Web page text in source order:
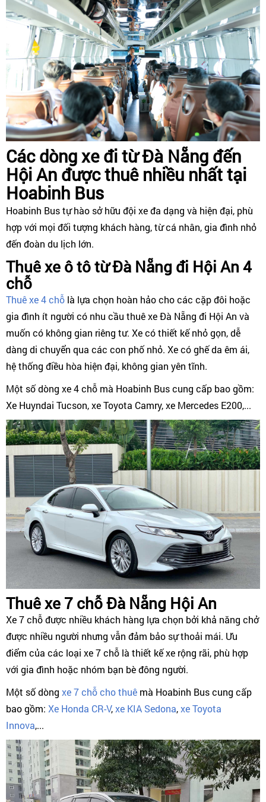
Các dòng xe đi từ Đà Nẵng đến
Hội An được thuê nhiều nhất tại
Hoabinh Bus
Hoabinh Bus tự hào sở hữu đội xe đa dạng và hiện đại, phù
hợp với mọi đối tượng khách hàng, từ cá nhân, gia đình nhỏ
đến đoàn du lịch lớn.
Thuê xe ô tô từ Đà Nẵng đi Hội An 4
chỗ
Thuê xe 4 chỗ là lựa chọn hoàn hảo cho các cặp đôi hoặc
gia đình ít người có nhu cầu thuê xe Đà Nẵng đi Hội An và
muốn có không gian riêng tư. Xe có thiết kế nhỏ gọn, dễ
dàng di chuyển qua các con phố nhỏ. Xe có ghế da êm ái,
hệ thống điều hòa hiện đại, không gian yên tĩnh.
Một số dòng xe 4 chỗ mà Hoabinh Bus cung cấp bao gồm:
Xe Huyndai Tucson, xe Toyota Camry, xe Mercedes E200,...
Thuê xe 7 chỗ Đà Nẵng Hội An
Xe 7 chỗ được nhiều khách hàng lựa chọn bởi khả năng chở
được nhiều người nhưng vẫn đảm bảo sự thoải mái. Ưu
điểm của các loại xe 7 chỗ là thiết kế xe rộng rãi, phù hợp
với gia đình hoặc nhóm bạn bè đông người.
Một số dòng xe 7 chỗ cho thuê mà Hoabinh Bus cung cấp
bao gồm: Xe Honda CR-V,xe KIA Sedona,xe Toyota
Innova,...